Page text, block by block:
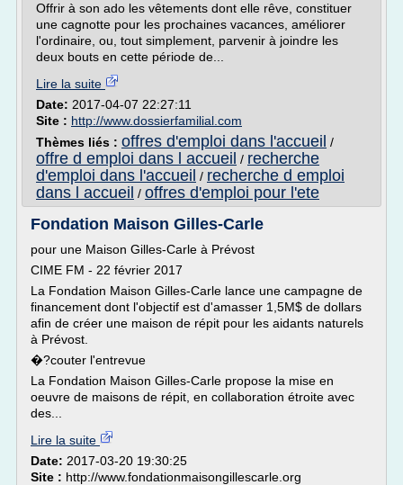
Offrir à son ado les vêtements dont elle rêve, constituer
une cagnotte pour les prochaines vacances, améliorer
l'ordinaire, ou, tout simplement, parvenir à joindre les
deux bouts en cette période de...
Lire la suite
Date: 2017-04-07 22:27:11
Site : http://www.dossierfamilial.com
Thèmes liés : offres d'emploi dans l'accueil /
offre d emploi dans l accueil / recherche
d'emploi dans l'accueil / recherche d emploi
dans l accueil / offres d'emploi pour l'ete
Fondation Maison Gilles-Carle
pour une Maison Gilles-Carle à Prévost
CIME FM - 22 février 2017
La Fondation Maison Gilles-Carle lance une campagne de
financement dont l'objectif est d'amasser 1,5M$ de dollars
afin de créer une maison de répit pour les aidants naturels
à Prévost.
�?couter l'entrevue
La Fondation Maison Gilles-Carle propose la mise en
oeuvre de maisons de répit, en collaboration étroite avec
des...
Lire la suite
Date: 2017-03-20 19:30:25
Site : http://www.fondationmaisongillescarle.org